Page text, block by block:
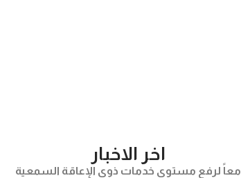
اخر الاخبار
معاً لرفع مستوى خدمات ذوي الإعاقة السمعية